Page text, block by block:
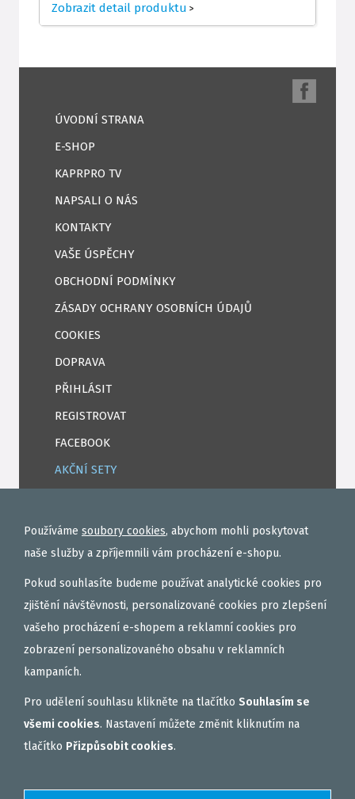
Zobrazit detail produktu >
ÚVODNÍ STRANA
E-SHOP
KAPRPRO TV
NAPSALI O NÁS
KONTAKTY
VAŠE ÚSPĚCHY
OBCHODNÍ PODMÍNKY
ZÁSADY OCHRANY OSOBNÍCH ÚDAJŮ
COOKIES
DOPRAVA
PŘIHLÁSIT
REGISTROVAT
FACEBOOK
AKČNÍ SETY
EXTRUDY
VNADÍCÍ, KRMÍTKOVÉ SMĚSI
FEEDER / LEHKÁ KAPRAŘINA
PVA PUNČOCHY A SÁČKY
ZÁTĚŽE, KRMÍTKA
OBLEČENÍ
TEKUTÉ
VAŘENÝ PARTIKL
Používáme soubory cookies, abychom mohli poskytovat
naše služby a zpříjemnili vám procházení e-shopu.
Pokud souhlasíte budeme používat analytické cookies pro
zjištění návštěvnosti, personalizované cookies pro zlepšení
vašeho procházení e-shopem a reklamní cookies pro
zobrazení personalizovaného obsahu v reklamních
kampaních.
Pro udělení souhlasu klikněte na tlačítko Souhlasím se
všemi cookies. Nastavení můžete změnit kliknutím na
tlačítko Přizpůsobit cookies.